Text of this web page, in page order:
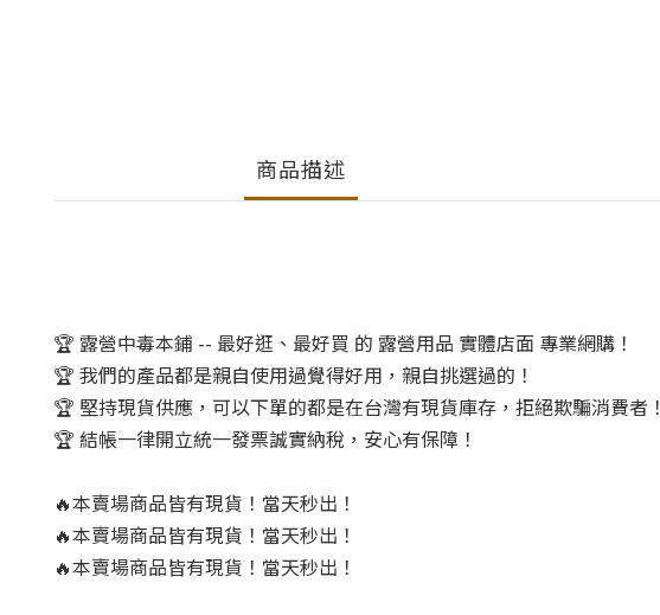
商品描述
🏆 露營中毒本鋪 -- 最好逛、最好買 的 露營用品 實體店面 專業網購！
🏆 我們的產品都是親自使用過覺得好用，親自挑選過的！
🏆 堅持現貨供應，可以下單的都是在台灣有現貨庫存，拒絕欺騙消費者！
🏆 結帳一律開立統一發票誠實納稅，安心有保障！
🔥本賣場商品皆有現貨！當天秒出！
🔥本賣場商品皆有現貨！當天秒出！
🔥本賣場商品皆有現貨！當天秒出！